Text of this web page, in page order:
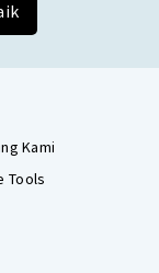
Kami
Tools